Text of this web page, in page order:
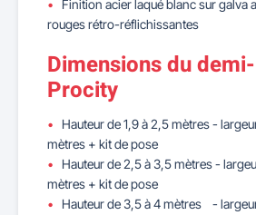
Finition acier laqué blanc sur galva
rouges rétro-réflichissantes
Dimensions du
Procity
Hauteur de 1,9 à 2,5 mètres -
mètres + kit de pose
Hauteur de 2,5 à 3,5 mètres -
mètres + kit de pose
Hauteur de 3,5 à 4 mètres -